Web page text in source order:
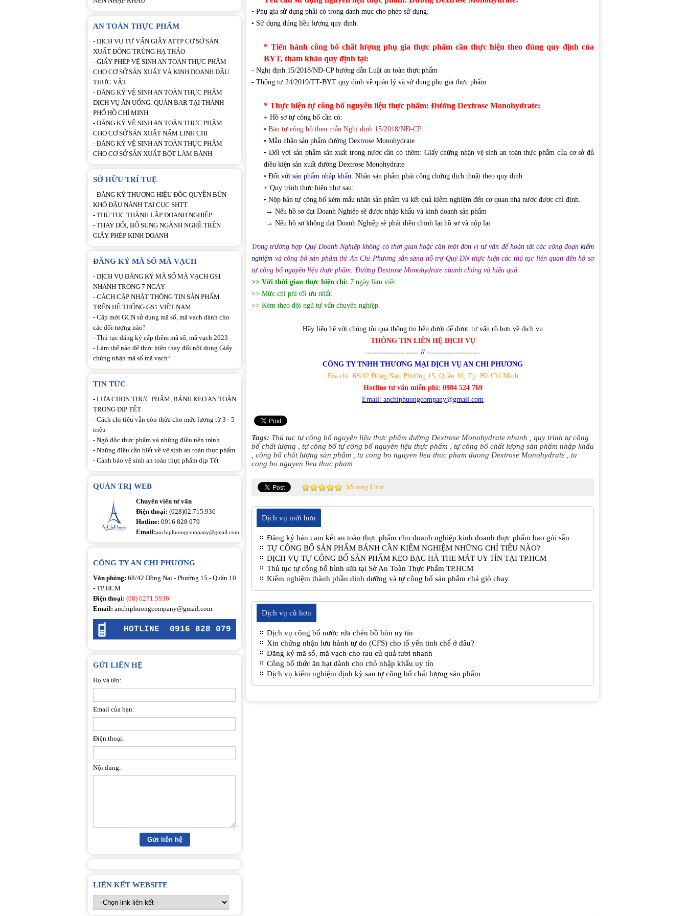
• Phụ gia sử dụng phải có trong danh mục cho phép sử dụng.
• Sử dụng đúng liều lượng quy định.
* Tiến hành công bố chất lượng phụ gia thực phẩm cần thực hiện theo đúng quy định của
BYT, tham khảo quy định tại:
- Nghị định 15/2018/NĐ-CP hướng dẫn Luật an toàn thực phẩm
- Thông tư 24/2019/TT-BYT quy định về quản lý và sử dụng phụ gia thực phẩm
* Thực hiện tự công bố nguyên liệu thực phẩm: Đường Dextrose Monohydrate:
+ Hồ sơ tự công bố cần có:
• Bản tự công bố theo mẫu Nghị định 15/2018/NĐ-CP
• Mẫu nhãn sản phẩm đường Dextrose Monohydrate
• Đối với sản phẩm sản xuất trong nước cần có thêm: Giấy chứng nhận vệ sinh an toàn thực phẩm của cơ sở đủ
điều kiện sản xuất đường Dextrose Monohydrate
• Đối với sản phẩm nhập khẩu: Nhãn sản phẩm phải công chứng dịch thuật theo quy định
+ Quy trình thực hiện như sau:
• Nộp bản tự công bố kèm mẫu nhãn sản phẩm và kết quả kiểm nghiệm đến cơ quan nhà nước được chỉ định.
→ Nếu hồ sơ đạt Doanh Nghiệp sẽ được nhập khẩu và kinh doanh sản phẩm
→ Nếu hồ sơ không đạt Doanh Nghiệp sẽ phải điều chỉnh lại hồ sơ và nộp lại
Trong trường hợp Quý Doanh Nghiệp không có thời gian hoặc cần một đơn vị tư vấn để hoàn tất các công đoạn kiểm
nghiệm và công bố sản phẩm thì An Chi Phương sẵn sàng hỗ trợ Quý DN thực hiện các thủ tục liên quan đến hồ sơ
tự công bố nguyên liệu thực phẩm: Đường Dextrose Monohydrate nhanh chóng và hiệu quả.
>> Với thời gian thực hiện chỉ: 7 ngày làm việc
>> Mức chi phí tối ưu nhất.
>> Kèm theo đội ngũ tư vấn chuyên nghiệp.
Hãy liên hệ với chúng tôi qua thông tin bên dưới để được tư vấn rõ hơn về dịch vụ
THÔNG TIN LIÊN HỆ DỊCH VỤ
--------------------- // ---------------------
CÔNG TY TNHH THƯƠNG MẠI DỊCH VỤ AN CHI PHƯƠNG
Địa chỉ: 68/42 Đồng Nai, Phường 15, Quận 10, Tp. Hồ Chí Minh
Hotline tư vấn miễn phí: 0984 524 769
Email: anchiphuongcompany@gmail.com
Tags: Thủ tục tự công bố nguyên liệu thực phẩm đường Dextrose Monohydrate nhanh
quy trình tự công
bố chất lượng
tự công bố tự công bố nguyên liệu thực phẩm
tự công bố chất lượng sản phẩm nhập khẩu
công bố chất lượng sản phẩm tu cong bo nguyen lieu thuc pham duong Dextrose Monohydrate
tu
cong bo nguyen lieu thuc pham
5/5 trong 1 lượt
Dịch vụ mới hơn
Đăng ký bản cam kết an toàn thực phẩm cho doanh nghiệp kinh doanh thực phẩm bao gói sẵn
TỰ CÔNG BỐ SẢN PHẨM BÁNH CẦN KIỂM NGHIỆM NHỮNG CHỈ TIÊU NÀO?
DỊCH VỤ TỰ CÔNG BỐ SẢN PHẨM KẸO BẠC HÀ THE MÁT UY TÍN TẠI TP.HCM
Thủ tục tự công bố bình sữa tại Sở An Toàn Thực Phẩm TP.HCM
Kiểm nghiệm thành phần dinh dưỡng và tự công bố sản phẩm chả giò chay
Dịch vụ cũ hơn
Dịch vụ công bố nước rửa chén bồ hòn uy tín
Xin chứng nhận lưu hành tự do (CFS) cho tổ yến tinh chế ở đâu?
Đăng ký mã số, mã vạch cho rau củ quả tươi nhanh
Công bố thức ăn hạt dành cho chó nhập khẩu uy tín
Dịch vụ kiểm nghiệm định kỳ sau tự công bố chất lượng sản phẩm
AN TOÀN THỰC PHẨM
- DỊCH VỤ TƯ VẤN GIẤY ATTP CƠ SỞ SẢN
XUẤT ĐÔNG TRÙNG HẠ THẢO
- GIẤY PHÉP VỆ SINH AN TOÀN THỰC PHẨM
CHO CƠ SỞ SẢN XUẤT VÀ KINH DOANH DẦU
THỰC VẬT
- ĐĂNG KÝ VỆ SINH AN TOÀN THỰC PHẨM
DỊCH VỤ ĂN UỐNG: QUÁN BAR TẠI THÀNH
PHỐ HỒ CHÍ MINH
- ĐĂNG KÝ VỆ SINH AN TOÀN THỰC PHẨM
CHO CƠ SỞ SẢN XUẤT NẤM LINH CHI
- ĐĂNG KÝ VỆ SINH AN TOÀN THỰC PHẨM
CHO CƠ SỞ SẢN XUẤT BỘT LÀM BÁNH
SỞ HỮU TRÍ TUỆ
- ĐĂNG KÝ THƯƠNG HIỆU ĐỘC QUYỀN BÚN
KHÔ ĐẬU NÀNH TẠI CỤC SHTT
- THỦ TỤC THÀNH LẬP DOANH NGHIỆP
- THAY ĐỔI, BỔ SUNG NGÀNH NGHỀ TRÊN
GIẤY PHÉP KINH DOANH
ĐĂNG KÝ MÃ SỐ MÃ VẠCH
- DỊCH VỤ ĐĂNG KÝ MÃ SỐ MÃ VẠCH GS1
NHANH TRONG 7 NGÀY
- CÁCH CẬP NHẬT THÔNG TIN SẢN PHẨM
TRÊN HỆ THỐNG GS1 VIỆT NAM
- Cấp mới GCN sử dụng mã số, mã vạch dành cho
các đối tượng nào?
- Thủ tục đăng ký cấp thêm mã số, mã vạch 2023
- Làm thế nào để thực hiện thay đổi nội dung Giấy
chứng nhận mã số mã vạch?
TIN TỨC
- LỰA CHỌN THỰC PHẨM, BÁNH KẸO AN TOÀN
TRONG DỊP TẾT
- Cách chi tiêu vẫn còn thừa cho mức lương từ 3 - 5
triệu
- Ngộ độc thực phẩm và những điều nên tránh
- Những điều cần biết về vệ sinh an toàn thực phẩm
- Cảnh báo vệ sinh an toàn thực phẩm dịp Tết
QUẢN TRỊ WEB
Chuyên viên tư vấn
Điện thoại: (028)62.715.936
Hotline: 0916 828 079
Email:anchiphuongcompany@gmail.com
CÔNG TY AN CHI PHƯƠNG
Văn phòng: 68/42 Đồng Nai - Phường 15 - Quận 10
- TP.HCM
Điện thoại: (08) 6271.5936
Email: anchiphuongcompany@gmail.com
HOTLINE 0916 828 079
GỬI LIÊN HỆ
Họ và tên:
Email của bạn:
Điện thoại:
Nội dung:
LIÊN KẾT WEBSITE